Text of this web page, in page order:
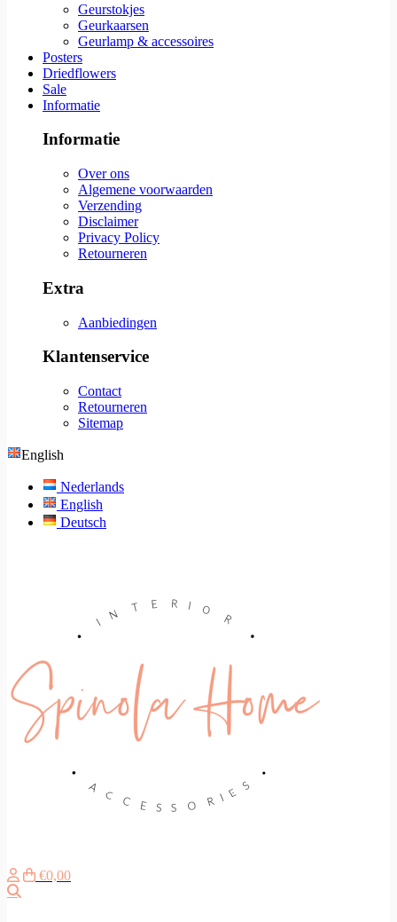
Geurstokjes
Geurkaarsen
Geurlamp & accessoires
Posters
Driedflowers
Sale
Informatie
Informatie
Over ons
Algemene voorwaarden
Verzending
Disclaimer
Privacy Policy
Retourneren
Extra
Aanbiedingen
Klantenservice
Contact
Retourneren
Sitemap
English
Nederlands
English
Deutsch
€0,00